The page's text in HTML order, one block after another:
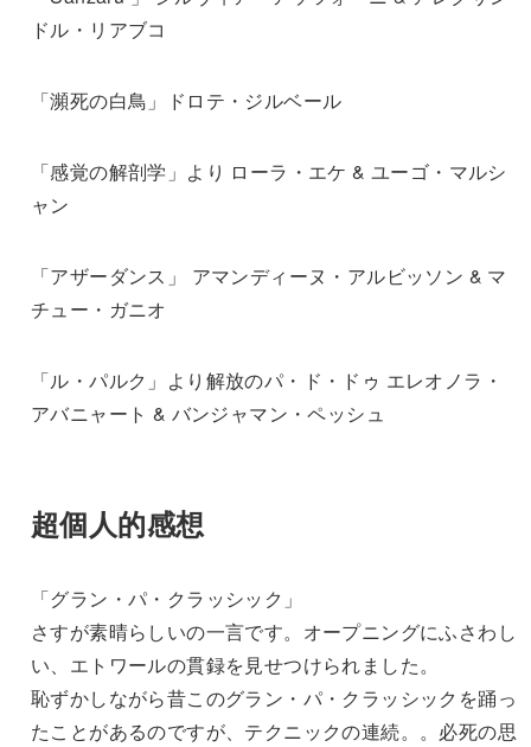
ドル・リアブコ
「瀕死の白鳥」ドロテ・ジルベール
「感覚の解剖学」より ローラ・エケ & ユーゴ・マルシ
ャン
「アザーダンス」 アマンディーヌ・アルビッソン & マ
チュー・ガニオ
「ル・パルク」より解放のパ・ド・ドゥ エレオノラ・
アバニャート & バンジャマン・ペッシュ
超個人的感想
「グラン・パ・クラッシック」
さすが素晴らしいの一言です。オープニングにふさわし
い、エトワールの貫録を見せつけられました。
恥ずかしながら昔このグラン・パ・クラッシックを踊っ
たことがあるのですが、テクニックの連続。。必死の思